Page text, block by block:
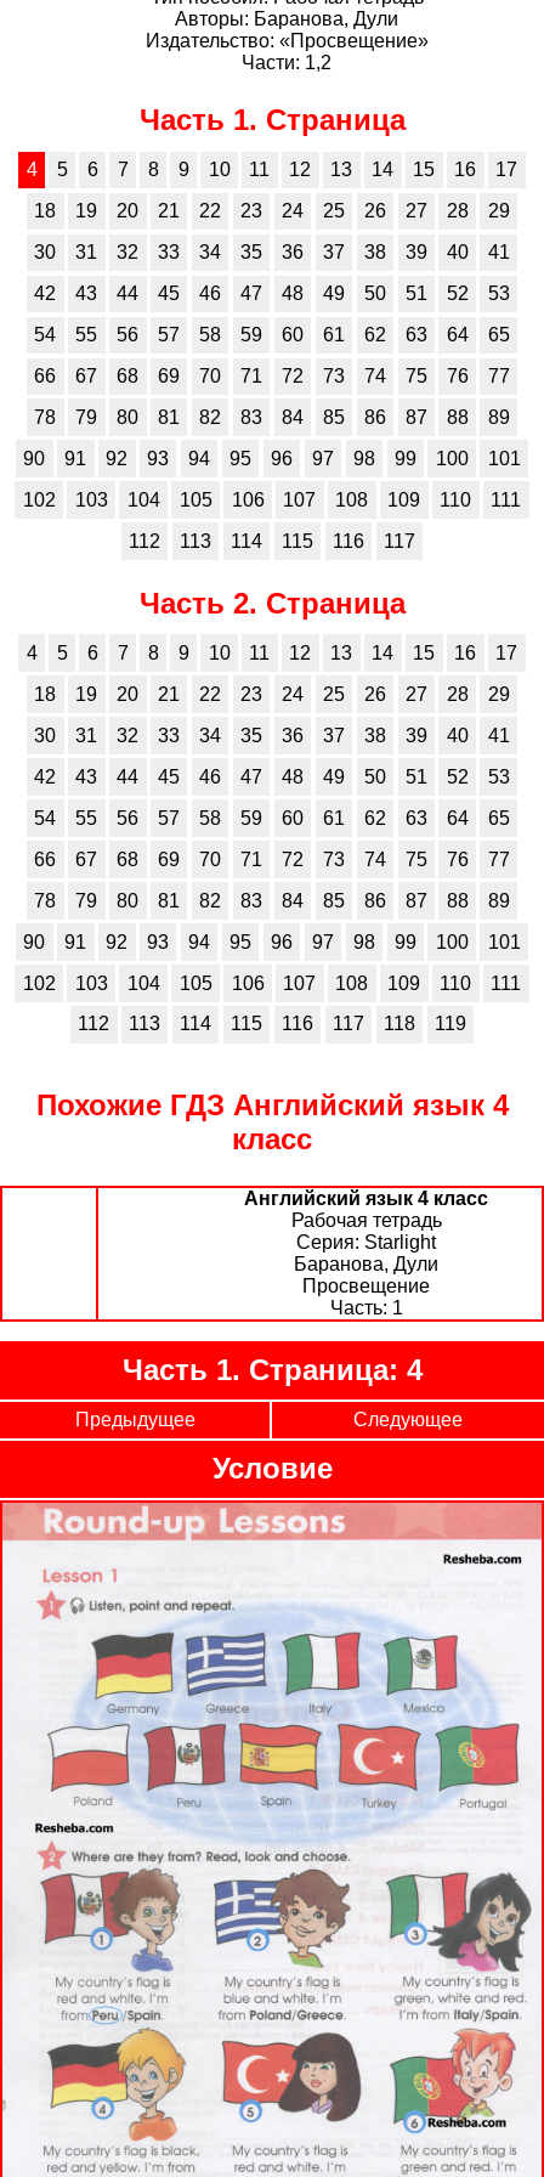
Авторы: Баранова, Дули
Издательство: «Просвещение»
Части: 1,2
Часть 1. Страница
4 5 6 7 8 9 10 11 12 13 14 15 16
17
18
19 20 21 22 23 24 25 26 27 28
29
30
31 32 33 34 35 36 37 38 39 40
41
42
43 44 45 46 47 48 49 50 51 52
53
54
55 56 57 58 59 60 61 62 63 64
65
66
67 68 69 70 71 72 73 74 75 76
77
78
79 80 81 82 83 84 85 86 87 88
89
90
91 92 93 94 95 96 97 98 99 100
101
102
103 104 105 106 107 108 109 110
111
112
113 114 115 116 117
Часть 2. Страница
4 5 6 7 8 9 10 11 12 13 14 15 16
17
18
19 20 21 22 23 24 25 26 27 28
29
30
31 32 33 34 35 36 37 38 39 40
41
42
43 44 45 46 47 48 49 50 51 52
53
54
55 56 57 58 59 60 61 62 63 64
65
66
67 68 69 70 71 72 73 74 75 76
77
78
79 80 81 82 83 84 85 86 87 88
89
90
91 92 93 94 95 96 97 98 99 100
101
102
103 104 105 106 107 108 109 110
111
112
113 114 115 116 117 118 119
Похожие ГДЗ Английский язык 4
класс
Английский язык 4 класс
Рабочая тетрадь
Starlight
Баранова, Дули
Просвещение
1
Часть 1. Страница: 4
Предыдущее Следующее
Условие